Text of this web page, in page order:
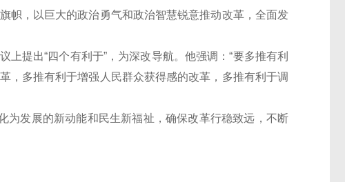
帜，以巨大的政治勇气和政治智慧锐意推动改革，全面发
提出“四个有利于”，为深改导航。他强调：“要多推有利
，多推有利于增强人民群众获得感的改革，多推有利于调
发展的新动能和民生新福祉，确保改革行稳致远，不断